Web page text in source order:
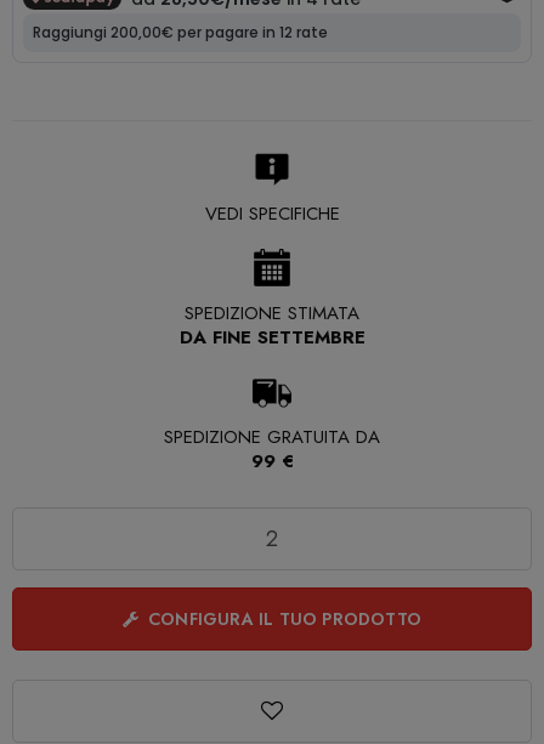
VEDI SPECIFICHE
SPEDIZIONE STIMATA
DA FINE SETTEMBRE
SPEDIZIONE GRATUITA DA
99 €
CONFIGURA IL TUO PRODOTTO